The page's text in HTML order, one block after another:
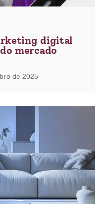
digital
mercado
de 2025